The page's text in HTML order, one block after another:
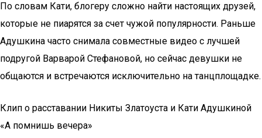
По словам Кати, блогеру сложно найти настоящих друзей,
которые не пиарятся за счет чужой популярности. Раньше
Адушкина часто снимала совместные видео с лучшей
подругой Варварой Стефановой, но сейчас девушки не
общаются и встречаются исключительно на танцплощадке.
Клип о расставании Никиты Златоуста и Кати Адушкиной
«А помнишь вечера»